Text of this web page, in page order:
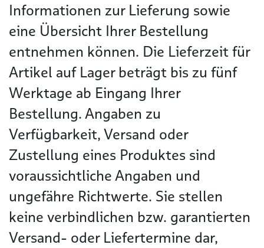
Informationen zur Lieferung sowie
eine Übersicht Ihrer Bestellung
entnehmen können. Die Lieferzeit für
Artikel auf Lager beträgt bis zu fünf
Werktage ab Eingang Ihrer
Bestellung. Angaben zu
Verfügbarkeit, Versand oder
Zustellung eines Produktes sind
voraussichtliche Angaben und
ungefähre Richtwerte. Sie stellen
keine verbindlichen bzw. garantierten
Versand- oder Liefertermine dar,